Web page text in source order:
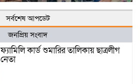
সর্বশেষ আপডেট
জনপ্রিয় সংবাদ
ফ্যামিলি কার্ড শুমারির তালিকায় ছাত্রলীগ
নেতা